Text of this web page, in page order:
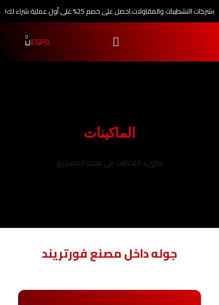
احصل على خصم 25% على أول عملية شراء لك!التشطيبات والمقاولات.
EGP0
0
الماكينات
نضيء اللحظات في هذه المشاريع
جوله داخل مصنع فورتريند